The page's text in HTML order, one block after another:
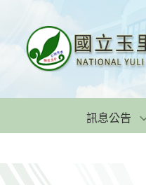
訊息公告